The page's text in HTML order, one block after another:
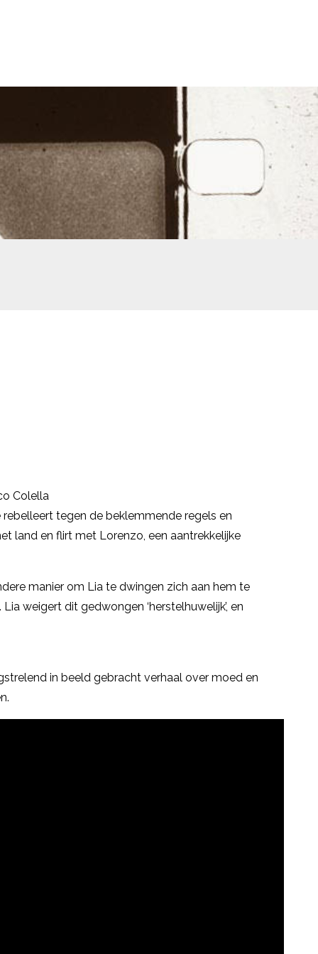
Colella
tegen de beklemmende regels en
land en flirt met Lorenzo, een aantrekkelijke
manier om Lia te dwingen zich aan hem te
weigert dit gedwongen ‘herstelhuwelijk’, en
in beeld gebracht verhaal over moed en